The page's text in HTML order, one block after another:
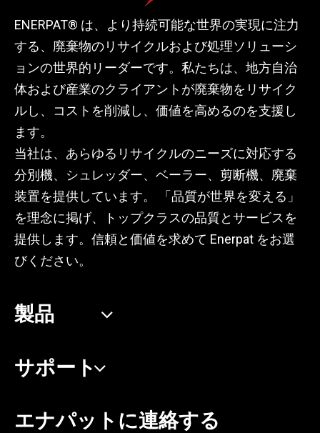
カーベーラー スクラッ
プ金属梱包機は、定置
式と移動式の両方の構
成で利用でき、製鉄所
や鋳物工場から自動車
リサイクル センターま
で、幅広い用途に使用
できます。世界中の
1,000 社以上の企業か
ら信頼されており、金
属リサイクルおよび梱
包システムにおいて依
然として好まれていま
トが削減されます。こ
の革新的なソリューシ
ョンは、廃車体の効率
的なリサイクルを可能
にするだけでなく、環
境の持続可能性にも積
極的に貢献します。
ENERPAT® は、より持続可能な世界の実現に注力
する、廃棄物のリサイクルおよび処理ソリューシ
ョンの世界的リーダーです。私たちは、地方自治
体および産業のクライアントが廃棄物をリサイク
ルし、コストを削減し、価値を高めるのを支援し
ます。
当社は、あらゆるリサイクルのニーズに対応する
分別機、シュレッダー、ベーラー、剪断機、廃棄
装置を提供しています。 「品質が世界を変える」
を理念に掲げ、トップクラスの品質とサービスを
提供します。信頼と価値を求めて Enerpat をお選
びください。
製品
サポート
エナパットに連絡する